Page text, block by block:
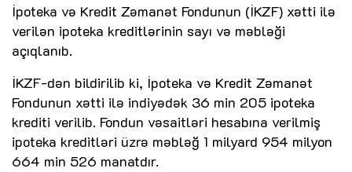
İpoteka və Kredit Zəmanət Fondunun (İKZF) xətti ilə
verilən ipoteka kreditlərinin sayı və məbləği
açıqlanıb.
İKZF-dən bildirilib ki, İpoteka və Kredit Zəmanət
Fondunun xətti ilə indiyədək 36 min 205 ipoteka
krediti verilib. Fondun vəsaitləri hesabına verilmiş
ipoteka kreditləri üzrə məbləğ 1 milyard 954 milyon
664 min 526 manatdır.